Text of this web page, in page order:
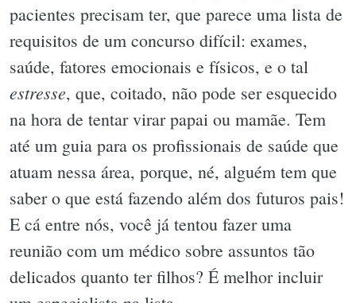
pacientes precisam ter, que parece uma lista de
requisitos de um concurso difícil: exames,
saúde, fatores emocionais e físicos, e o tal
estresse, que, coitado, não pode ser esquecido
na hora de tentar virar papai ou mamãe. Tem
até um guia para os profissionais de saúde que
atuam nessa área, porque, né, alguém tem que
saber o que está fazendo além dos futuros pais!
E cá entre nós, você já tentou fazer uma
reunião com um médico sobre assuntos tão
delicados quanto ter filhos? É melhor incluir